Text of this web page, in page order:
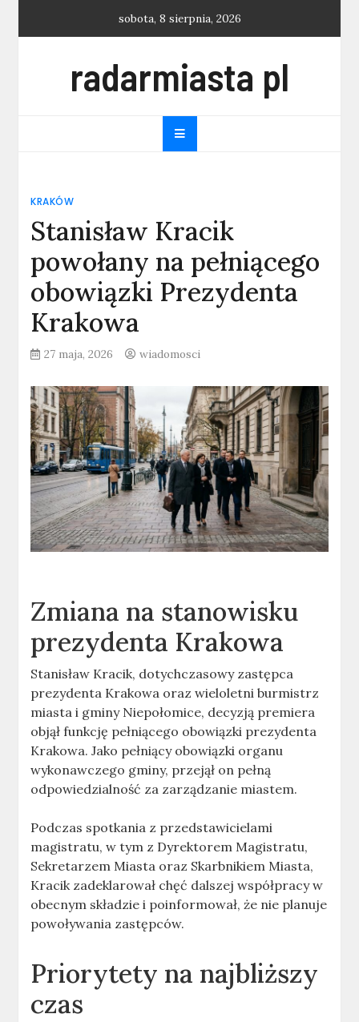
sobota, 8 sierpnia, 2026
radarmiasta pl
KRAKÓW
Stanisław Kracik
powołany na pełniącego
obowiązki Prezydenta
Krakowa
27 maja, 2026 wiadomosci
Zmiana na stanowisku
prezydenta Krakowa
Stanisław Kracik, dotychczasowy zastępca
prezydenta Krakowa oraz wieloletni burmistrz
miasta i gminy Niepołomice, decyzją premiera
objął funkcję pełniącego obowiązki prezydenta
Krakowa. Jako pełniący obowiązki organu
wykonawczego gminy, przejął on pełną
odpowiedzialność za zarządzanie miastem.
Podczas spotkania z przedstawicielami
magistratu, w tym z Dyrektorem Magistratu,
Sekretarzem Miasta oraz Skarbnikiem Miasta,
Kracik zadeklarował chęć dalszej współpracy w
obecnym składzie i poinformował, że nie planuje
powoływania zastępców.
Priorytety na najbliższy
czas